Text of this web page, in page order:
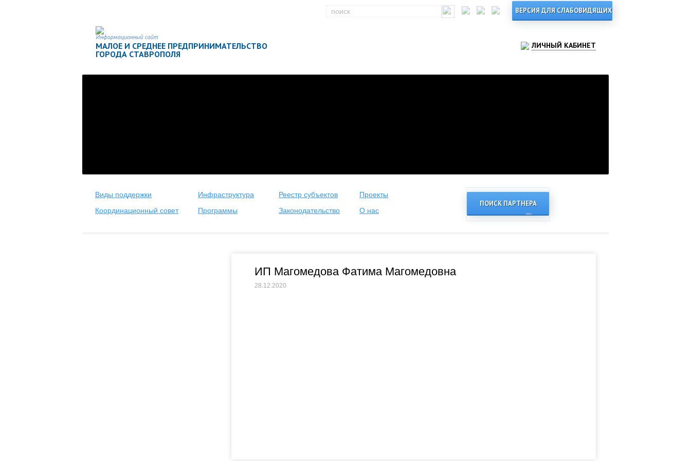
Информационный сайт
МАЛОЕ И СРЕДНЕЕ ПРЕДПРИНИМАТЕЛЬСТВО
ГОРОДА СТАВРОПОЛЯ
ЛИЧНЫЙ КАБИНЕТ
Виды поддержки Инфраструктура Реестр субъектов
Проекты
Координационный совет
Программы Законодательство О нас
ПОИСК ПАРТНЕРА
ИП Магомедова Фатима Магомедовна
28.12.2020